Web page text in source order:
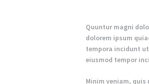
Quuntur magni
dolorem ipsum
tempora incidunt
eiusmod tempor
Minim veniam,